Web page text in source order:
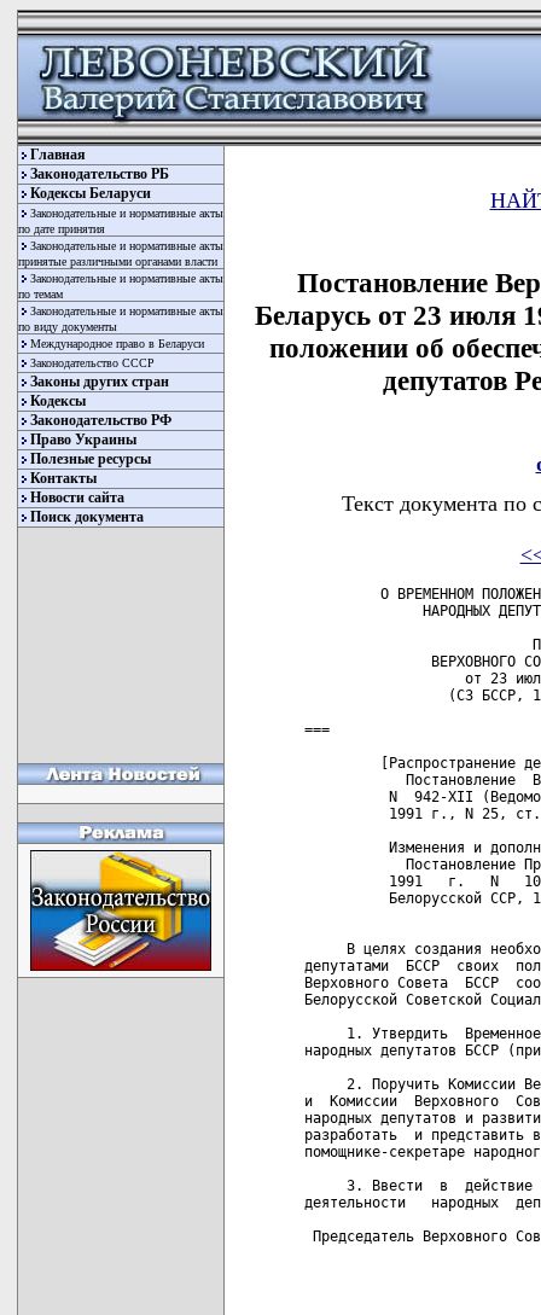
Главная
Законодательство РБ
Кодексы Беларуси
Законодательные и нормативные акты
по дате принятия
Законодательные и нормативные акты
принятые различными органами власти
Законодательные и нормативные акты
по темам
Законодательные и нормативные акты
по виду документы
Международное право в Беларуси
Законодательство СССР
Законы других стран
Кодексы
Законодательство РФ
Право Украины
Полезные ресурсы
Контакты
Новости сайта
Поиск документа
Постановление
Беларусь от 23
положении об
депутатов
Текст документа по
О ВРЕМЕННОМ ПОЛОЖЕНИИ ОБ ОБЕСПЕЧЕНИИ ДЕЯТЕЛЬНОСТИ
              НАРОДНЫХ ДЕПУТАТОВ РЕСПУБЛИКИ БЕЛАРУСЬ

                           ПОСТАНОВЛЕНИЕ
               ВЕРХОВНОГО СОВЕТА РЕСПУБЛИКИ БЕЛАРУСЬ
                   от 23 июля 1990 г. N 167-XII
                 (СЗ БССР, 1990 г., N 22, ст.413)

===

         [Распространение действия:
            Постановление  Верховного  Совета  от  27  июня  1991 г.
          N  942-XII (Ведомости  Верховного Совета  Белорусской ССР,
          1991 г., N 25, ст.373);

          Изменения и дополнения:
            Постановление Президиума Верховного Совета от 30 августа
          1991   г.   N   1061-XII   (Ведомости   Верховного  Совета
          Белорусской ССР, 1991 г., N 29, ст.483).]


     В целях создания необходимых условий для  выполнения  народными
депутатами  БССР  своих  полномочий  и  впредь  до  принятия сессией
Верховного Совета  БССР  соответствующего  закона,  Верховный  Совет
Белорусской Советской Социалистической Республики постановляет:

     1. Утвердить  Временное  положение  об обеспечении деятельности
народных депутатов БССР (прилагается).

     2. Поручить Комиссии Верховного Совета БССР по законодательству
и  Комиссии  Верховного  Совета  БССР  по  вопросам  работы  Советов
народных депутатов и развития самоуправления  в  3-х  месячный  срок
разработать  и представить в Верховный Совет БССР проект Положения о
помощнике-секретаре народного депутата БССР.

     3. Ввести  в  действие  Временное  положение   об   обеспечении
деятельности   народных  депутатов  БССР  с  1  августа  1990  года.

 Председатель Верховного Совета Белорусской ССР          Н.ДЕМЕНТЕЙ



                                    Утверждено Постановлением
                               Верховного Совета Белорусской ССР
                                 от 23 июля 1990 года N 167-ХII


                        ВРЕМЕННОЕ ПОЛОЖЕНИЕ
        об обеспечении деятельности народных депутатов БССР

     1. В соответствии с Конституцией БССР  народные  депутаты  БССР
осуществляют свои полномочия,  как правило,  не порывая со служебной
или производственной деятельностью.
     Народный депутат  БССР имеет право осуществлять свои полномочия
на профессиональной основе.  Постановление об освобождении народного
депутата от  производственных  или  служебных обязанностей принимает
Верховный Совет БССР.

     2. Народным  депутатам  БССР  возмещаются расходы,  связанные с
депутатской деятельностью,  в  размере  150  рублей  ежемесячно,  не
облагаемые подоходным налогом.
     В случае,  если народный  депутат  БССР  одновременно  является
народным депутатом   СССР,   по  решению  депутата  ему  возмещаются
расходы, связанные с депутатской деятельностью в одном из Советов.

     3. Народным депутатам БССР, освобожденным по решению Верховного
Совета   БССР   от   выполнения   служебных   или   производственных
обязанностей,  помимо  возмещения  расходов,  указанных  в  пункте 2
настоящего  положения,  выплачивается  заработная  плата  в размере:
председателям  постоянных  комиссий   -  1700  рублей,  заместителям
председателей   постоянных  комиссий   -  1600   рублей,  секретарям
постоянных комиссий - 1400 рублей, членам постоянных комиссий - 1200
рублей, подлежащих обложению подоходным налогом. 
       _______________________________________________ _______ ___ _
         Часть   первая  пункта   3  -   с  изменениями,  внесенными
         Постановлением Президиума  Верховного Совета от  30 августа
         1991 г. N 1061-XII

           3.  Народным  депутатам  БССР,  освобожденным  по решению
         Верховного   Совета  БССР   от  выполнения   служебных  или
         производственных обязанностей,  помимо возмещения расходов,
         указанных  в пункте  2 настоящего  положения, выплачивается
         заработная   плата  в   размере:  председателям  постоянных
         комиссий   --   700   рублей,   заместителям  председателей
         постоянных  комиссий --  650 рублей,  секретарям постоянных
         комиссий --  550 рублей, членам постоянных  комиссий -- 500
         рублей, подлежащих обложению подоходным налогом.  

     Установить   месячную  заработную   плату  Первому  заместителю
Председателя  Верховного  Совета  Белорусской  ССР  --  1900 рублей,
заместителю Председателя  Верховного Совета Белорусской  ССР -- 1800
рублей, подлежащих обложению подоходным налогом. 
       _______________________________________________ _______ ___ _
         Пункт   3  после   части  первой   дополнен  новой   частью
         Постановлением Президиума  Верховного Совета от  30 августа
         1991 г. N 1061-XII. Части вторую, третью, четвертую и пятую
         этого